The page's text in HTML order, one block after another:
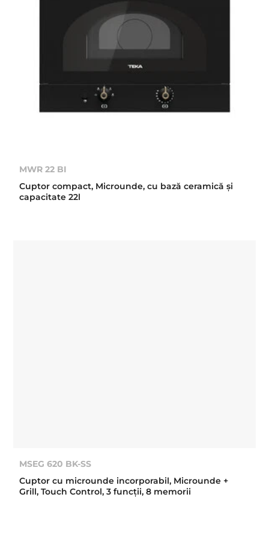
MWR 22 BI
Cuptor compact, Microunde, cu bază ceramică şi
capacitate 22l
MSEG 620 BK-SS
Cuptor cu microunde incorporabil, Microunde +
Grill, Touch Control, 3 funcţii, 8 memorii